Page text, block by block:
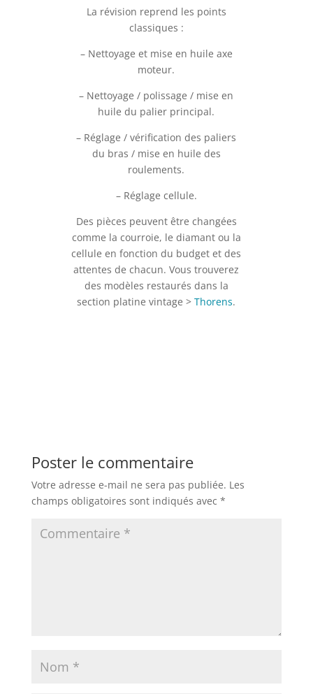
La révision reprend les points
classiques :
– Nettoyage et mise en huile axe
moteur.
– Nettoyage / polissage / mise en
huile du palier principal.
– Réglage / vérification des paliers
du bras / mise en huile des
roulements.
– Réglage cellule.
Des pièces peuvent être changées
comme la courroie, le diamant ou la
cellule en fonction du budget et des
attentes de chacun. Vous trouverez
des modèles restaurés dans la
section platine vintage >Thorens.
Poster le commentaire
Votre adresse e-mail ne sera pas publiée. Les
champs obligatoires sont indiqués avec *